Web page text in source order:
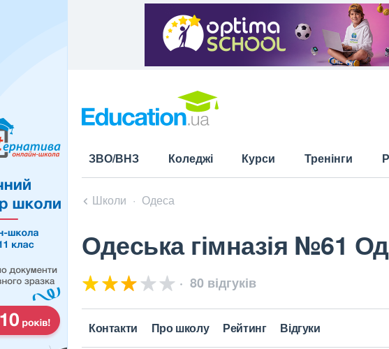
ЗВО/ВНЗ Коледжі Курси Тренінги
Школи Одеса
Одеська гімназія №61
80 відгуків
Контакти Про школу Рейтинг Відгуки